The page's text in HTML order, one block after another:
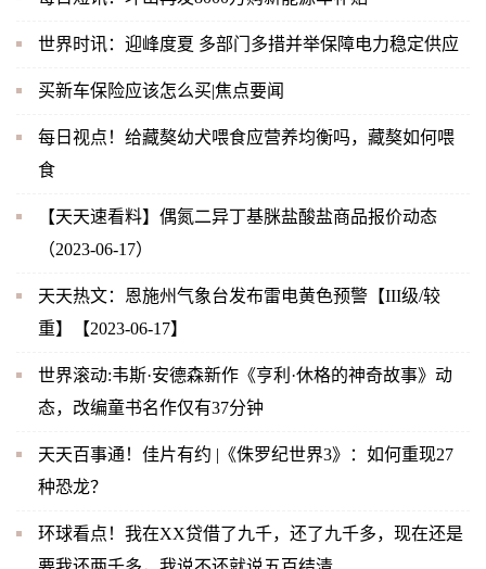
世界时讯：迎峰度夏 多部门多措并举保障电力稳定供应
买新车保险应该怎么买|焦点要闻
每日视点！给藏獒幼犬喂食应营养均衡吗，藏獒如何喂
食
【天天速看料】偶氮二异丁基脒盐酸盐商品报价动态
（2023-06-17）
天天热文：恩施州气象台发布雷电黄色预警【III级/较
重】【2023-06-17】
世界滚动:韦斯·安德森新作《亨利·休格的神奇故事》动
态，改编童书名作仅有37分钟
天天百事通！佳片有约 |《侏罗纪世界3》：如何重现27
种恐龙？
环球看点！我在XX贷借了九千，还了九千多，现在还是